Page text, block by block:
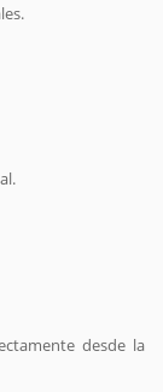
desde la